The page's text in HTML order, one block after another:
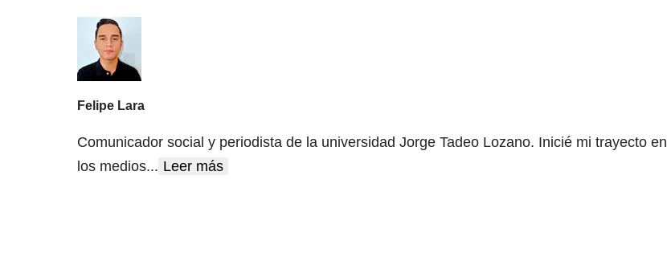
Felipe Lara
Comunicador social y periodista de la universidad Jorge Tadeo Lozano. Inicié mi trayecto en
los medios... Leer más